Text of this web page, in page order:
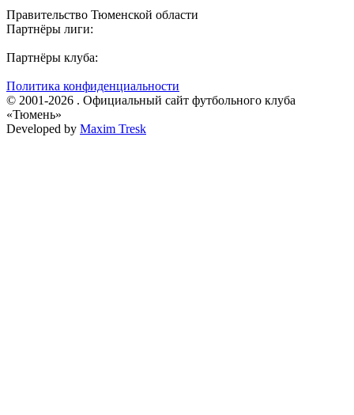
Правительство Тюменской области
Партнёры лиги:
Партнёры клуба:
Политика конфиденциальности
© 2001-2026 . Официальный сайт футбольного клуба
«Тюмень»
Developed by Maxim Tresk